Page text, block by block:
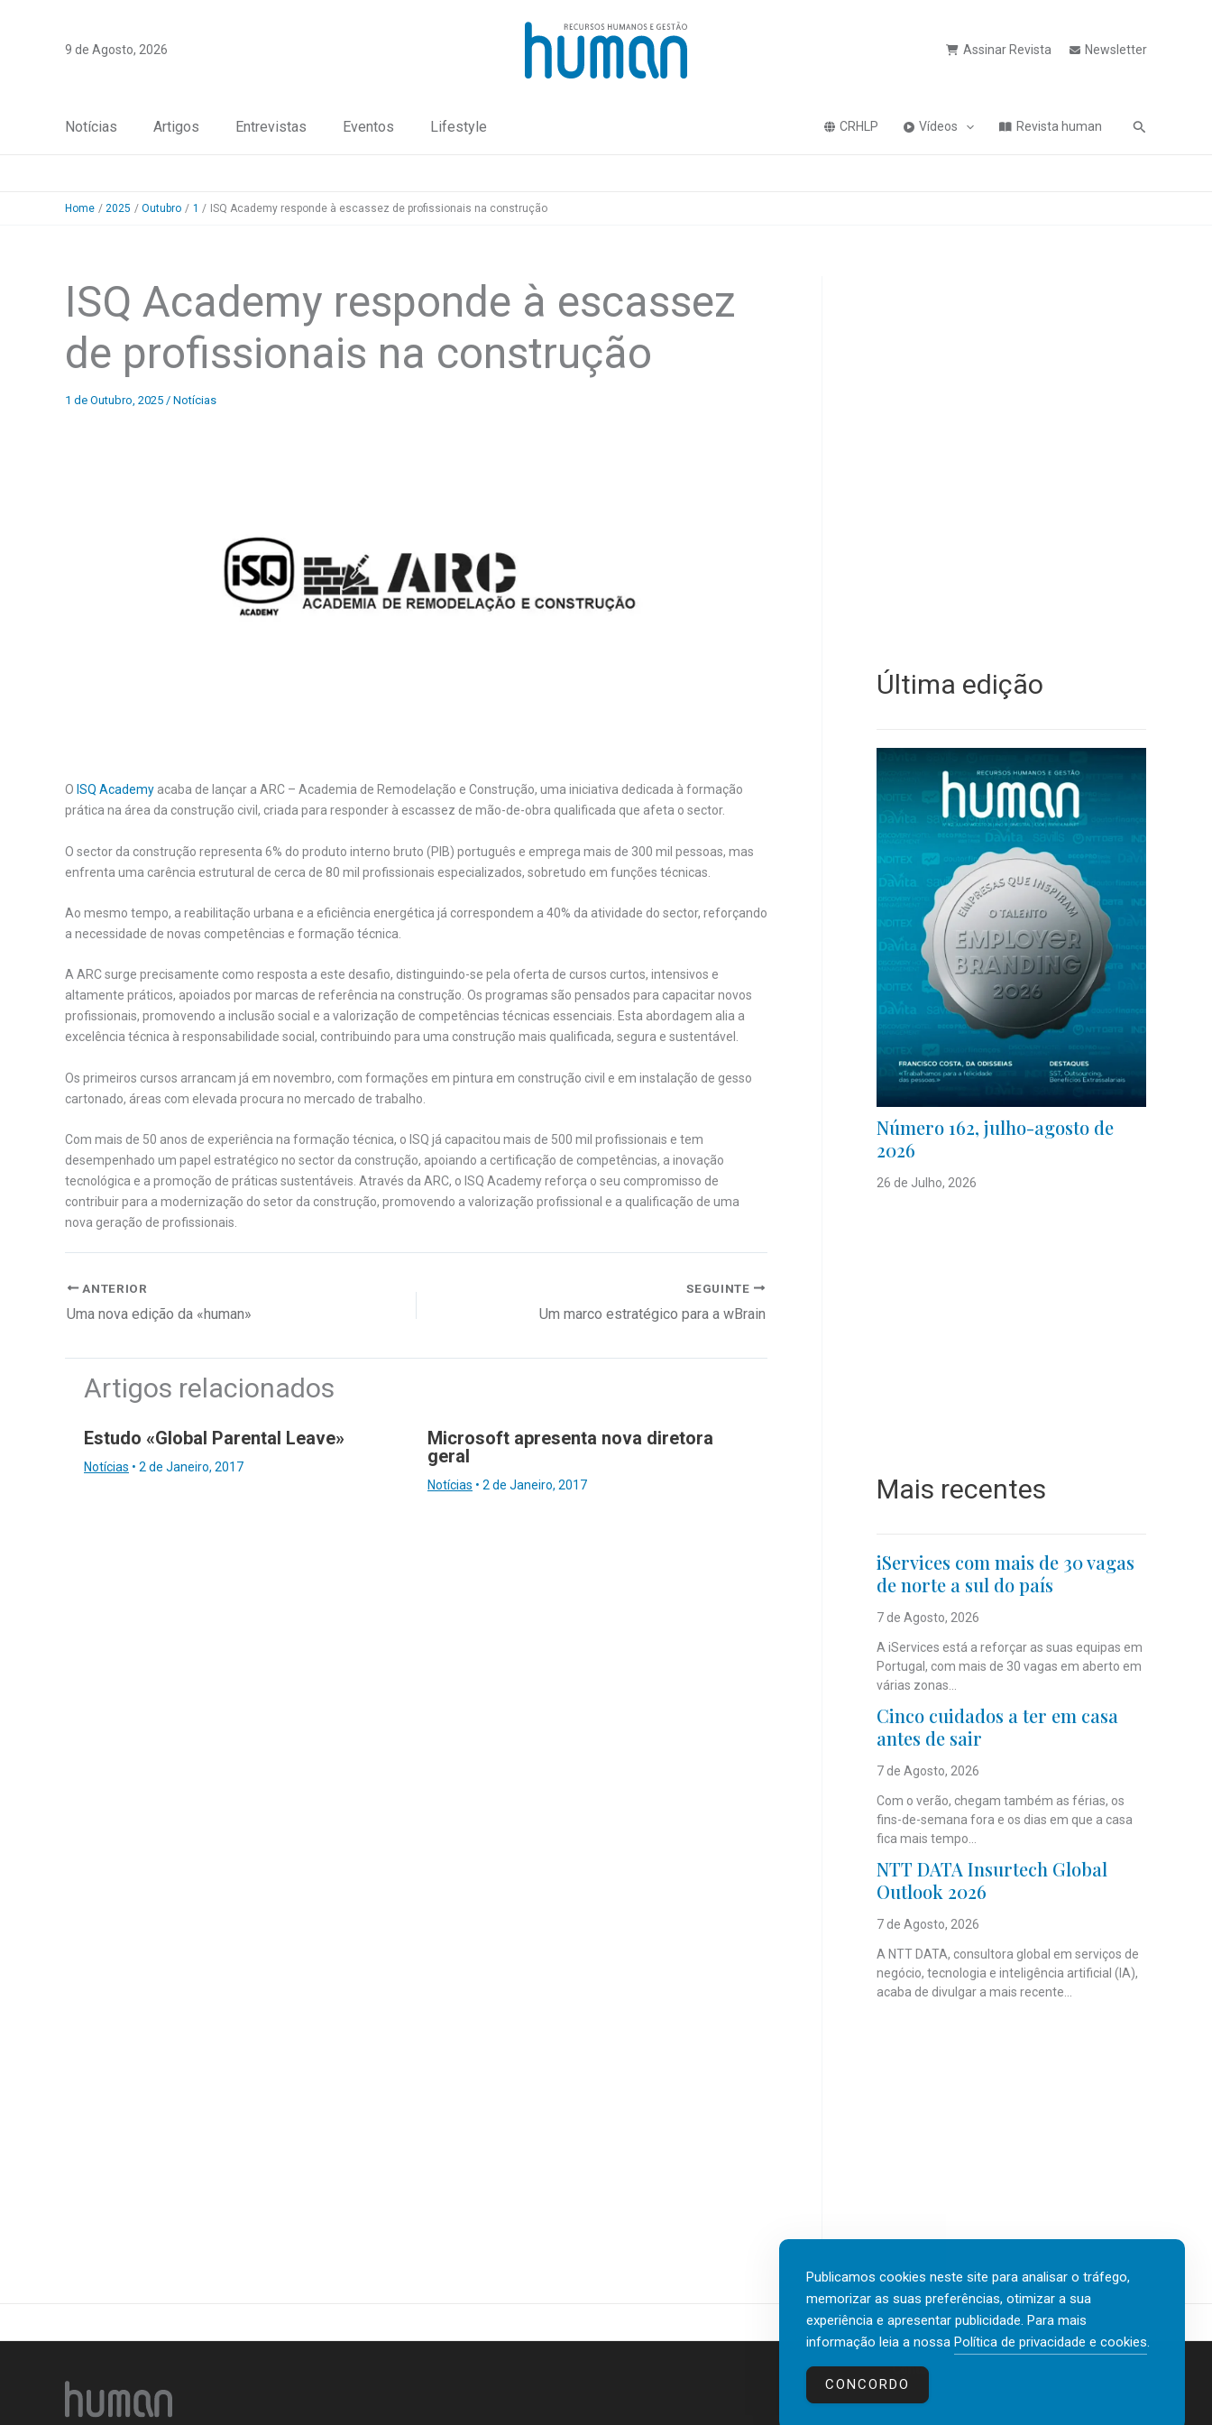
9 de Agosto, 2026 Assinar Revista Newsletter
Notícias Artigos Entrevistas Eventos Lifestyle CRHLP Vídeos Revista human Pesquisa
Home 2025 Outubro 1 ISQ Academy responde à escassez de profissionais na construção
ISQ Academy responde à escassez
de profissionais na construção
1 de Outubro, 2025 / Notícias
O ISQ Academy acaba de lançar a ARC – Academia de Remodelação e Construção, uma iniciativa dedicada à formação
prática na área da construção civil, criada para responder à escassez de mão-de-obra qualificada que afeta o sector.
O sector da construção representa 6% do produto interno bruto (PIB) português e emprega mais de 300 mil pessoas, mas
enfrenta uma carência estrutural de cerca de 80 mil profissionais especializados, sobretudo em funções técnicas.
Ao mesmo tempo, a reabilitação urbana e a eficiência energética já correspondem a 40% da atividade do sector, reforçando
a necessidade de novas competências e formação técnica.
A ARC surge precisamente como resposta a este desafio, distinguindo-se pela oferta de cursos curtos, intensivos e
altamente práticos, apoiados por marcas de referência na construção. Os programas são pensados para capacitar novos
profissionais, promovendo a inclusão social e a valorização de competências técnicas essenciais. Esta abordagem alia a
excelência técnica à responsabilidade social, contribuindo para uma construção mais qualificada, segura e sustentável.
Os primeiros cursos arrancam já em novembro, com formações em pintura em construção civil e em instalação de gesso
cartonado, áreas com elevada procura no mercado de trabalho.
Com mais de 50 anos de experiência na formação técnica, o ISQ já capacitou mais de 500 mil profissionais e tem
desempenhado um papel estratégico no sector da construção, apoiando a certificação de competências, a inovação
tecnológica e a promoção de práticas sustentáveis. Através da ARC, o ISQ Academy reforça o seu compromisso de
contribuir para a modernização do setor da construção, promovendo a valorização profissional e a qualificação de uma
nova geração de profissionais.
ANTERIOR
Uma nova edição da «human»
SEGUINTE
Um marco estratégico para a wBrain
Artigos relacionados
Estudo «Global Parental Leave»
Notícias • 2 de Janeiro, 2017
Microsoft apresenta nova diretora
geral
Notícias • 2 de Janeiro, 2017
Última edição
Número 162, julho-agosto de
2026
26 de Julho, 2026
Mais recentes
iServices com mais de 30 vagas
de norte a sul do país
7 de Agosto, 2026
A iServices está a reforçar as suas equipas em
Portugal, com mais de 30 vagas em aberto em
várias zonas...
Cinco cuidados a ter em casa
antes de sair
7 de Agosto, 2026
Com o verão, chegam também as férias, os
fins-de-semana fora e os dias em que a casa
fica mais tempo...
NTT DATA Insurtech Global
Outlook 2026
7 de Agosto, 2026
A NTT DATA, consultora global em serviços de
negócio, tecnologia e inteligência artificial (IA),
acaba de divulgar a mais recente...
Contactos
Publicamos cookies neste site para analisar o tráfego,
memorizar as suas preferências, otimizar a sua
experiência e apresentar publicidade. Para mais
informação leia a nossa Política de privacidade e cookies.
CONCORDO